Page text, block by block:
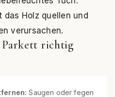
das Holz quellen und
verursachen.
richtig
Saugen oder fegen